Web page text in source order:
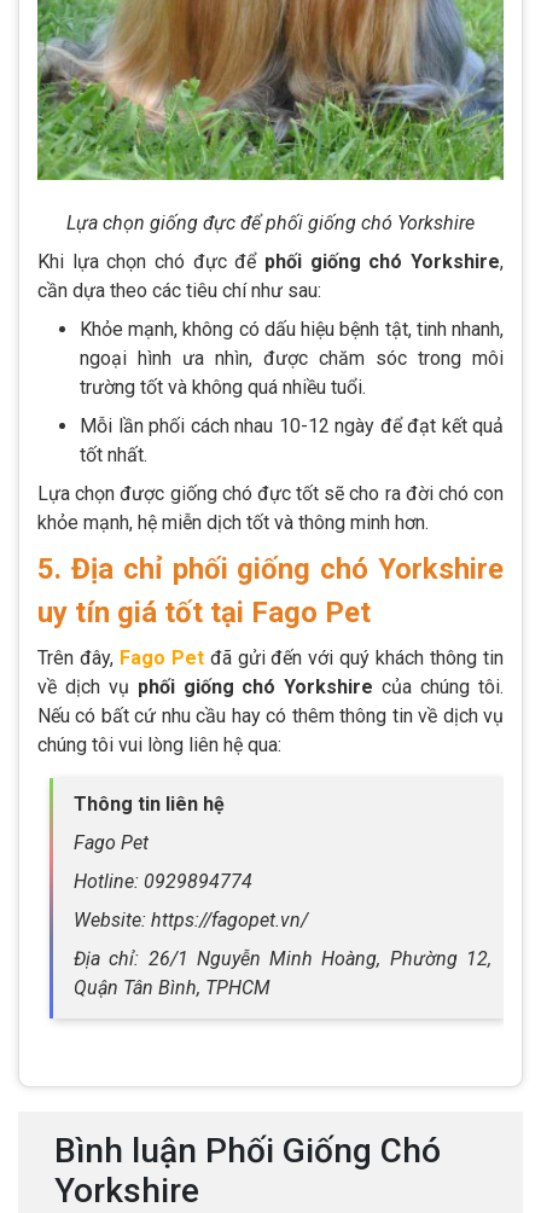
Lựa chọn giống đực để phối giống chó Yorkshire
Khi lựa chọn chó đực để phối giống chó Yorkshire,
cần dựa theo các tiêu chí như sau:
Khỏe mạnh, không có dấu hiệu bệnh tật, tinh nhanh,
ngoại hình ưa nhìn, được chăm sóc trong môi
trường tốt và không quá nhiều tuổi.
Mỗi lần phối cách nhau 10-12 ngày để đạt kết quả
tốt nhất.
Lựa chọn được giống chó đực tốt sẽ cho ra đời chó con
khỏe mạnh, hệ miễn dịch tốt và thông minh hơn.
5. Địa chỉ phối giống chó Yorkshire
uy tín giá tốt tại Fago Pet
Trên đây, Fago Petđã gửi đến với quý khách thông tin
về dịch vụ phối giống chó Yorkshire của chúng tôi.
Nếu có bất cứ nhu cầu hay có thêm thông tin về dịch vụ
chúng tôi vui lòng liên hệ qua:
Thông tin liên hệ
Fago Pet
Hotline: 0929894774
Website: https://fagopet.vn/
Địa chỉ: 26/1 Nguyễn Minh Hoàng, Phường 12,
Quận Tân Bình, TPHCM
Bình luận Phối Giống Chó
Yorkshire